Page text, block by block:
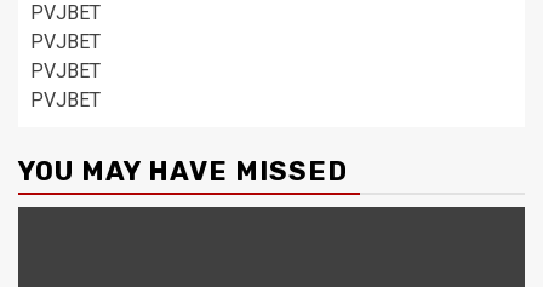
PVJBET
PVJBET
PVJBET
PVJBET
YOU MAY HAVE MISSED